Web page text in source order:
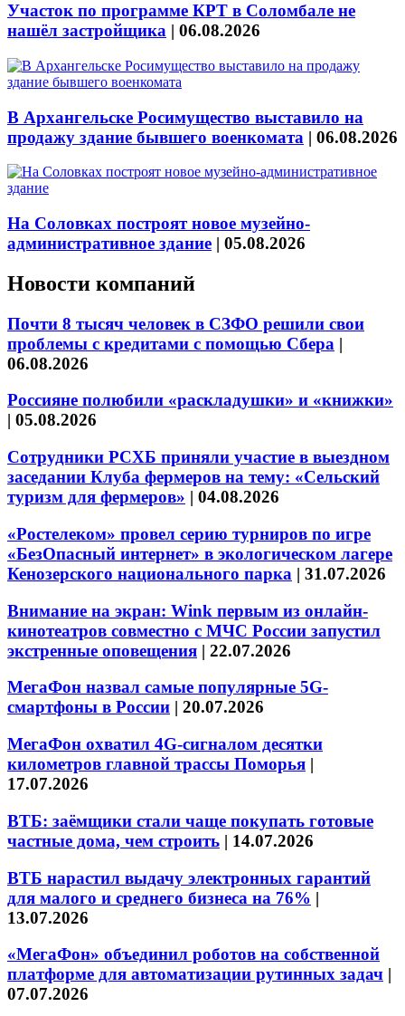
Участок по программе КРТ в Соломбале не
нашёл застройщика | 06.08.2026
В Архангельске Росимущество выставило на
продажу здание бывшего военкомата | 06.08.2026
На Соловках построят новое музейно-
административное здание | 05.08.2026
Новости компаний
Почти 8 тысяч человек в СЗФО решили свои
проблемы с кредитами с помощью Сбера |
06.08.2026
Россияне полюбили «раскладушки» и «книжки»
| 05.08.2026
Сотрудники РСХБ приняли участие в выездном
заседании Клуба фермеров на тему: «Сельский
туризм для фермеров» | 04.08.2026
«Ростелеком» провел серию турниров по игре
«БезОпасный интернет» в экологическом лагере
Кенозерского национального парка | 31.07.2026
Внимание на экран: Wink первым из онлайн-
кинотеатров совместно с МЧС России запустил
экстренные оповещения | 22.07.2026
МегаФон назвал самые популярные 5G-
смартфоны в России | 20.07.2026
МегаФон охватил 4G-сигналом десятки
километров главной трассы Поморья |
17.07.2026
ВТБ: заёмщики стали чаще покупать готовые
частные дома, чем строить | 14.07.2026
ВТБ нарастил выдачу электронных гарантий
для малого и среднего бизнеса на 76% |
13.07.2026
«МегаФон» объединил роботов на собственной
платформе для автоматизации рутинных задач |
07.07.2026